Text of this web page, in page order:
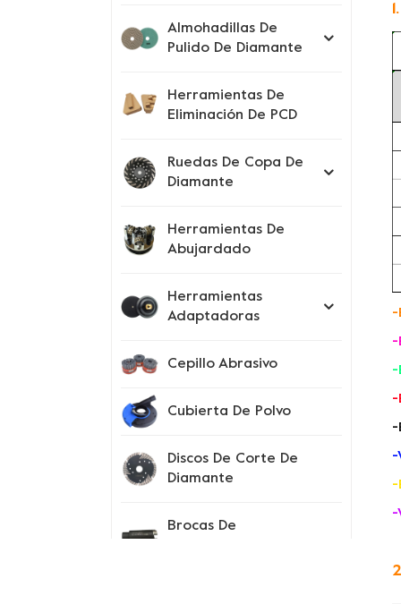
-
-
-
-
-
-
-
-
Almohadillas De
Pulido De Diamante
Herramientas De
Eliminación De PCD
Ruedas De Copa De
Diamante
Herramientas De
Abujardado
Herramientas
Adaptadoras
Cepillo Abrasivo
Cubierta De Polvo
Discos De Corte De
Diamante
Brocas De